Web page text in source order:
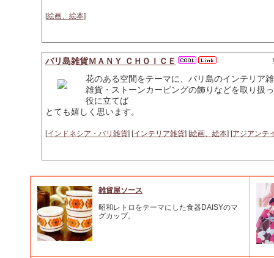
[絵画、絵本]
バリ島雑貨ＭＡＮＹ ＣＨＯＩＣＥ
花のある空間をテーマに、バリ島のインテリア
雑貨・ストーンカービングの飾りなどを取り扱
役に立てば
とても嬉しく思います。
[インドネシア・バリ雑貨] [インテリア雑貨] [絵画、絵本] [アジアンテ
雑貨屋ソース
昭和レトロをテーマにした食器DAISYのマ
グカップ。